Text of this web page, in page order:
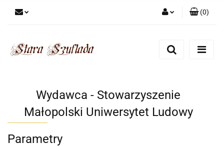
Zarejestruj się
(0)
Wydawca - Stowarzyszenie
Małopolski Uniwersytet Ludowy
Parametry